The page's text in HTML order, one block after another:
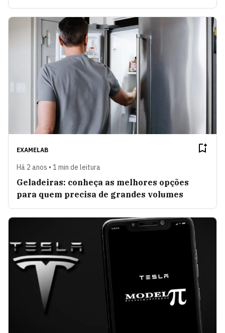
EXAMELAB
Há 2 anos • 1 min de leitura
Geladeiras: conheça as melhores opções
para quem precisa de grandes volumes